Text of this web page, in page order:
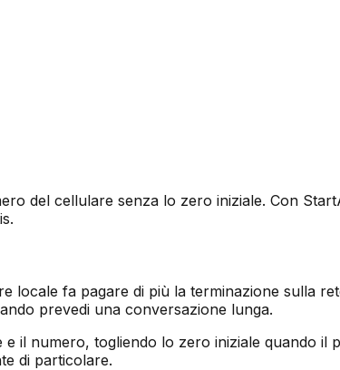
del cellulare senza lo zero iniziale. Con
fa pagare di più la terminazione sulla
prevedi una conversazione lunga.
il numero, togliendo lo zero iniziale quando il
di particolare.